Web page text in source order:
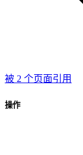
被 2 个页面引用
操作